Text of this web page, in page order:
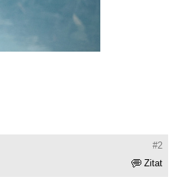
#2
Zitat